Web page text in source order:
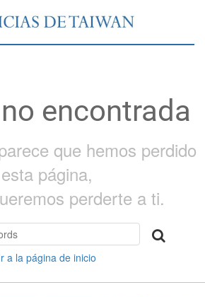
encontrada
que hemos perdido
esta página,
perderte a ti.
a la página de inicio